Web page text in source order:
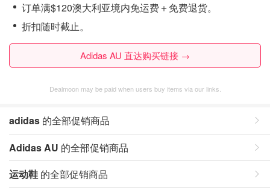
订单满$120澳大利亚境内免运费＋免费退货。
折扣随时截止。
Adidas AU 直达购买链接 →
Dealmoon may be paid when users buy items via our links.
adidas 的全部促销商品
Adidas AU 的全部促销商品
运动鞋 的全部促销商品